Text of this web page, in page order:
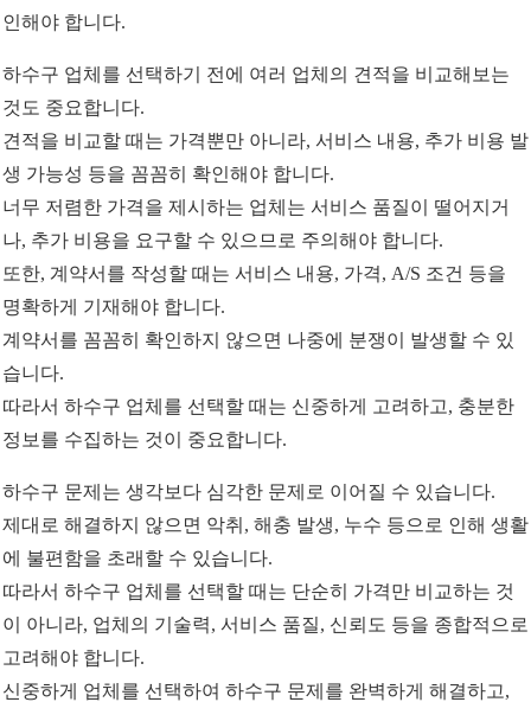
인해야 합니다.
하수구 업체를 선택하기 전에 여러 업체의 견적을 비교해보는
것도 중요합니다.
견적을 비교할 때는 가격뿐만 아니라, 서비스 내용, 추가 비용 발
생 가능성 등을 꼼꼼히 확인해야 합니다.
너무 저렴한 가격을 제시하는 업체는 서비스 품질이 떨어지거
나, 추가 비용을 요구할 수 있으므로 주의해야 합니다.
또한, 계약서를 작성할 때는 서비스 내용, 가격, A/S 조건 등을
명확하게 기재해야 합니다.
계약서를 꼼꼼히 확인하지 않으면 나중에 분쟁이 발생할 수 있
습니다.
따라서 하수구 업체를 선택할 때는 신중하게 고려하고, 충분한
정보를 수집하는 것이 중요합니다.
하수구 문제는 생각보다 심각한 문제로 이어질 수 있습니다.
제대로 해결하지 않으면 악취, 해충 발생, 누수 등으로 인해 생활
에 불편함을 초래할 수 있습니다.
따라서 하수구 업체를 선택할 때는 단순히 가격만 비교하는 것
이 아니라, 업체의 기술력, 서비스 품질, 신뢰도 등을 종합적으로
고려해야 합니다.
신중하게 업체를 선택하여 하수구 문제를 완벽하게 해결하고,